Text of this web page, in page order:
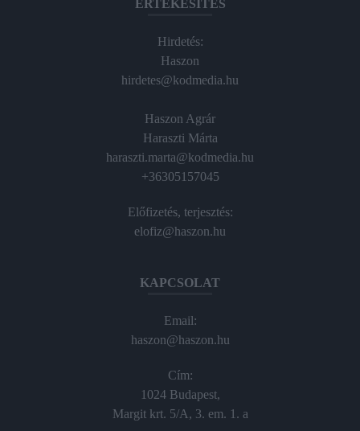
ÉRTÉKESÍTÉS
Hirdetés:
Haszon
hirdetes@kodmedia.hu
Haszon Agrár
Haraszti Márta
haraszti.marta@kodmedia.hu
+36305157045
Előfizetés, terjesztés:
elofiz@haszon.hu
KAPCSOLAT
Email:
haszon@haszon.hu
Cím:
1024 Budapest,
Margit krt. 5/A, 3. em. 1. a